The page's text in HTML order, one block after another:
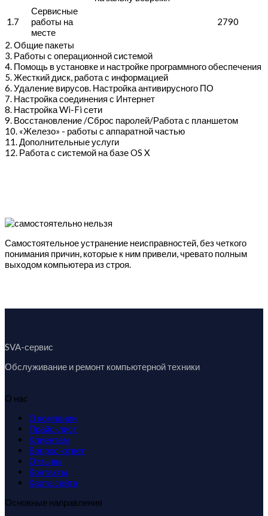
1.7
Сервисные
работы на
месте
2790
2. Общие пакеты
3. Работы с операционной системой
4. Помощь в установке и настройке программного обеспечения
5. Жесткий диск, работа с информацией
6. Удаление вирусов. Настройка антивирусного ПО
7. Настройка соединения с Интернет
8. Настройка Wi-Fi сети
9. Восстановление /Сброс паролей/Работа с планшетом
10. «Железо» - работы с аппаратной частью
11. Дополнительные услуги
12. Работа с системой на базе OS X
Самостоятельное устранение неисправностей, без четкого
понимания причин, которые к ним привели, чревато полным
выходом компьютера из строя.
SVA-сервис
Обслуживание и ремонт компьютерной техники
О нас
О компании
Прайс-лист
Клиентам
Вопрос-ответ
Отзывы
Контакты
Карта сайта
Основные направления